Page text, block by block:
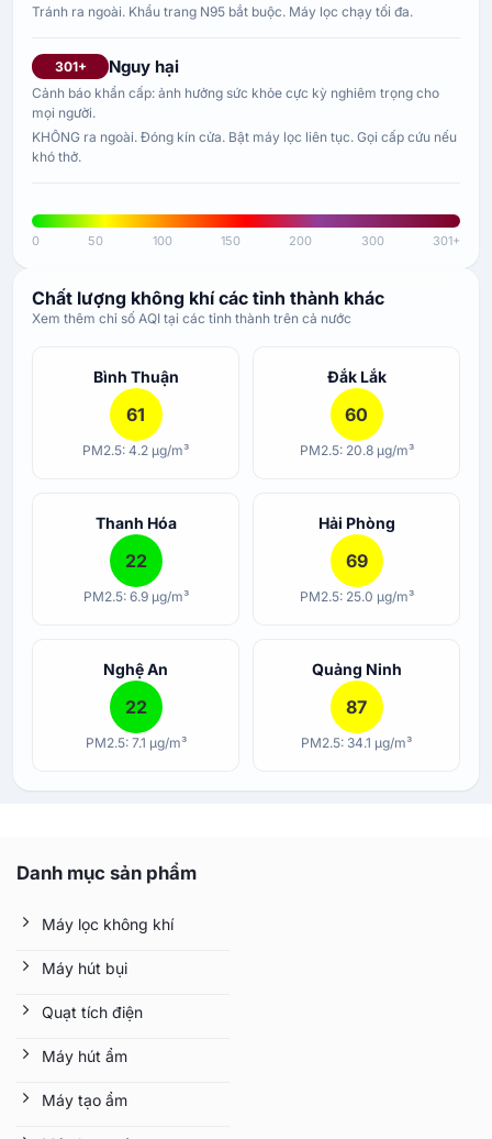
Tránh ra ngoài. Khẩu trang N95 bắt buộc. Máy lọc chạy tối đa.
301+ Nguy hại
Cảnh báo khẩn cấp: ảnh hưởng sức khỏe cực kỳ nghiêm trọng cho
mọi người.
KHÔNG ra ngoài. Đóng kín cửa. Bật máy lọc liên tục. Gọi cấp cứu nếu
khó thở.
0 50 100 150 200 300 301+
Chất lượng không khí các tỉnh thành khác
Xem thêm chỉ số AQI tại các tỉnh thành trên cả nước
Bình Thuận
61
PM2.5: 4.2 µg/m³
Đắk Lắk
60
PM2.5: 20.8 µg/m³
Thanh Hóa
22
PM2.5: 6.9 µg/m³
Hải Phòng
69
PM2.5: 25.0 µg/m³
Nghệ An
22
PM2.5: 7.1 µg/m³
Quảng Ninh
87
PM2.5: 34.1 µg/m³
Danh mục sản phẩm
Máy lọc không khí
Máy hút bụi
Quạt tích điện
Máy hút ẩm
Máy tạo ẩm